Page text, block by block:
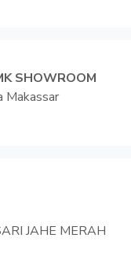
SHOWROOM
Makassar
JAHE MERAH